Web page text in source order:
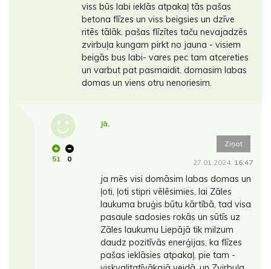
viss būs labi ieklās atpakaļ tās pašas
betona flīzes un viss beigsies un dzīve
ritēs tālāk. pašas flīzītes taču nevajadzēs
zvirbuļa kungam pirkt no jauna - visiem
beigās bus labi- vares pec tam atcereties
un varbut pat pasmaidit. domasim labas
domas un viens otru nenoriesim.
51 0
Jā,
Ziņot
27.01.2024. 16:47
ja mēs visi domāsim labas domas un
ļoti, ļoti stipri vēlēsimies, lai Zāles
laukuma bruģis būtu kārtībā, tad visa
pasaule sadosies rokās un sūtīs uz
Zāles laukumu Liepājā tik milzum
daudz pozitīvās enerģijas, ka flīzes
pašas ieklāsies atpakaļ, pie tam -